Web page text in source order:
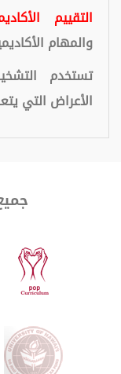
التقييم
والمهام
تستخدم
الأعراض التي